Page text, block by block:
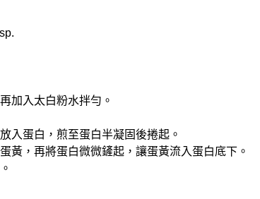
加入太白粉水拌勻。
入蛋白，煎至蛋白半凝固後捲起。
黃，再將蛋白微微鏟起，讓蛋黃流入蛋白底下。